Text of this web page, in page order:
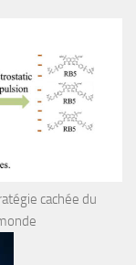
cachée du